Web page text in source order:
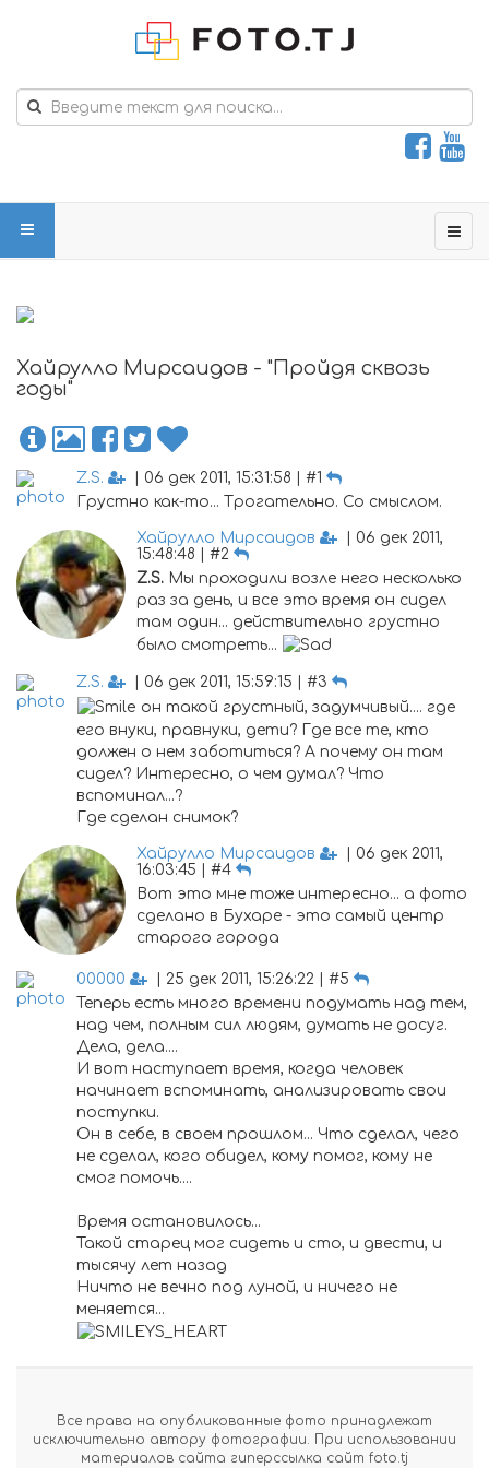
Хайрулло Мирсаидов - "Пройдя сквозь
годы"
Z.S.
| 06 дек 2011, 15:31:58 | #1
Грустно как-то... Трогательно. Со смыслом.
Хайрулло Мирсаидов
| 06 дек 2011,
15:48:48 | #2
Z.S. Мы проходили возле него несколько
раз за день, и все это время он сидел
там один... действительно грустно
было смотреть...
Z.S.
| 06 дек 2011, 15:59:15 | #3
он такой грустный, задумчивый.... где
его внуки, правнуки, дети? Где все те, кто
должен о нем заботиться? А почему он там
сидел? Интересно, о чем думал? Что
вспоминал...?
Где сделан снимок?
Хайрулло Мирсаидов
| 06 дек 2011,
16:03:45 | #4
Вот это мне тоже интересно... а фото
сделано в Бухаре - это самый центр
старого города
00000
| 25 дек 2011, 15:26:22 | #5
Теперь есть много времени подумать над тем,
над чем, полным сил людям, думать не досуг.
Дела, дела....
И вот наступает время, когда человек
начинает вспоминать, анализировать свои
поступки.
Он в себе, в своем прошлом... Что сделал, чего
не сделал, кого обидел, кому помог, кому не
смог помочь....
Время остановилось...
Такой старец мог сидеть и сто, и двести, и
тысячу лет назад
Ничто не вечно под луной, и ничего не
меняется...
Все права на опубликованные фото принадлежат
исключительно автору фотографии. При использовании
материалов сайта гиперссылка сайт foto.tj